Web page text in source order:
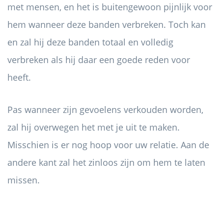
met mensen, en het is buitengewoon pijnlijk voor
hem wanneer deze banden verbreken. Toch kan
en zal hij deze banden totaal en volledig
verbreken als hij daar een goede reden voor
heeft.
Pas wanneer zijn gevoelens verkouden worden,
zal hij overwegen het met je uit te maken.
Misschien is er nog hoop voor uw relatie. Aan de
andere kant zal het zinloos zijn om hem te laten
missen.